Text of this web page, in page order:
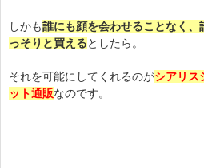
しかも誰にも顔を会わせることなく、
っそりと買えるとしたら。
それを可能にしてくれるのがシアリス
ット通販なのです。